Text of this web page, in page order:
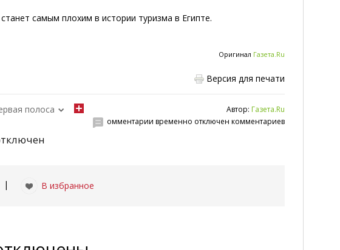
самым плохим в истории туризма в Египте.
Оригинал Газета.Ru
Версия для печати
полоса Автор: Газета.Ru
омментарии временно отключен комментариев
| В избранное